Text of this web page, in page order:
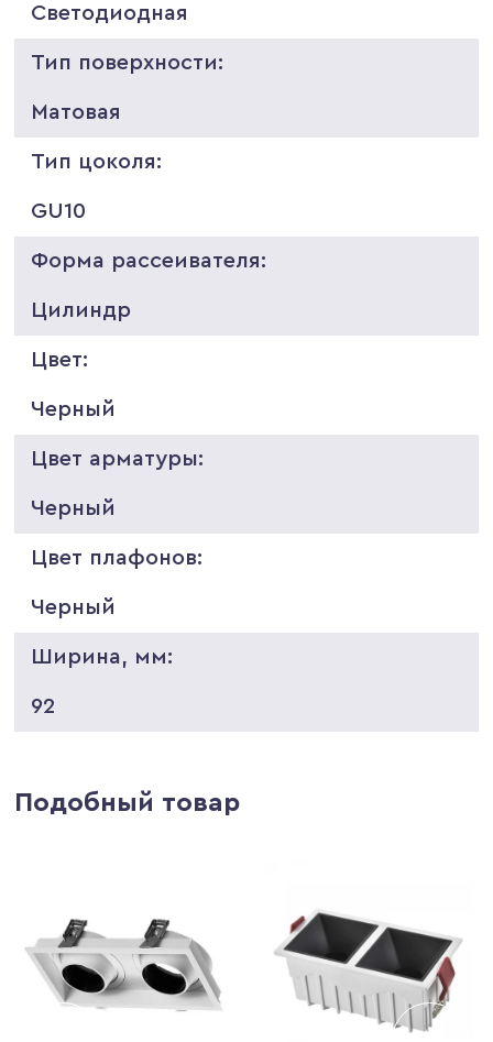
Светодиодная
Тип поверхности:
Матовая
Тип цоколя:
GU10
Форма рассеивателя:
Цилиндр
Цвет:
Черный
Цвет арматуры:
Черный
Цвет плафонов:
Черный
Ширина, мм:
92
Подобный товар